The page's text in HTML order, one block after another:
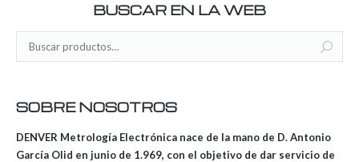
BUSCAR EN LA WEB
SOBRE NOSOTROS
DENVER Metrología Electrónica nace de la mano de D. Antonio
García Olid en junio de 1.969, con el objetivo de dar servicio de